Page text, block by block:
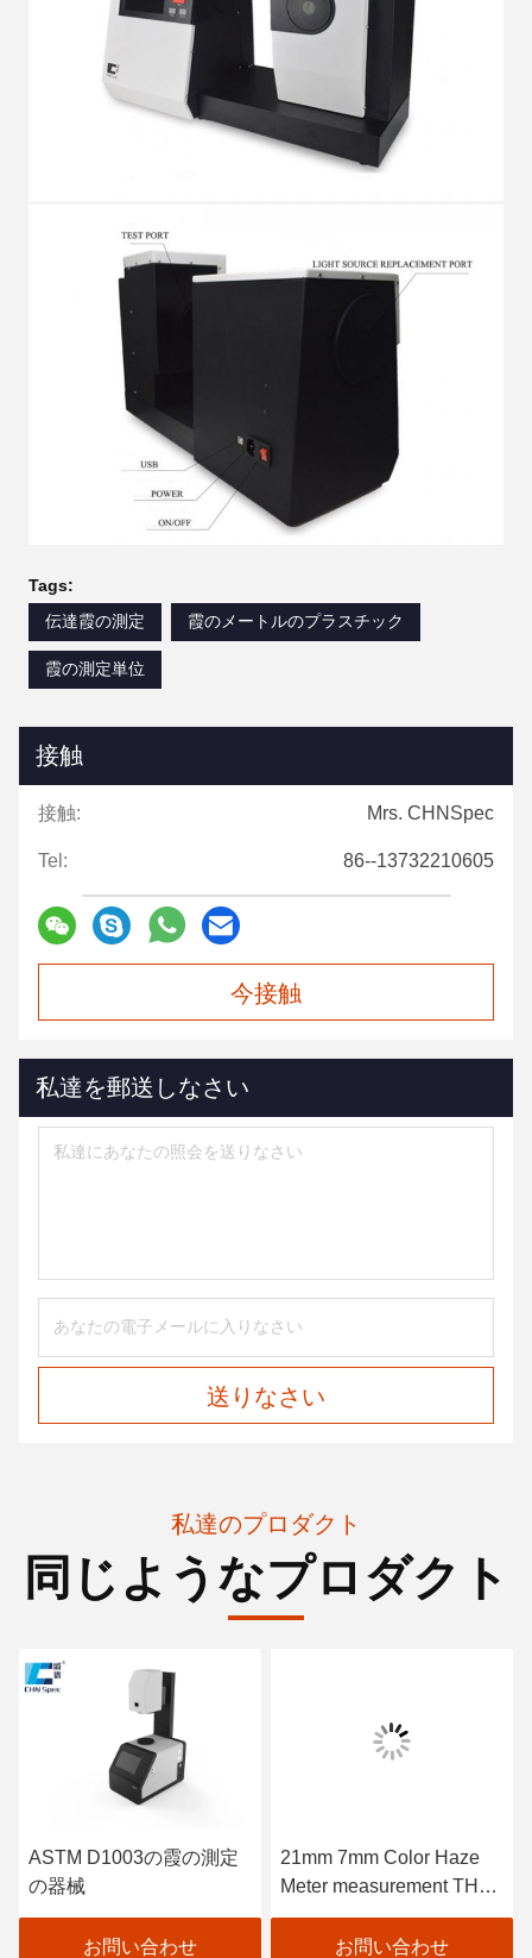
Tags:
伝達霞の測定
霞のメートルのプラスチック
霞の測定単位
接触
接触: Mrs. CHNSpec
Tel: 86--13732210605
今接触
私達を郵送しなさい
送りなさい
私達のプロダクト
同じようなプロダクト
ASTM D1003の霞の測定
の器械
お問い合わせ
21mm 7mm Color Haze
Meter measurement THC-
08
お問い合わせ